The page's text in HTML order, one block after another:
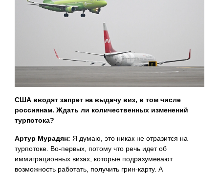
США вводят запрет на выдачу виз, в том числе
россиянам. Ждать ли количественных изменений
турпотока?
Артур Мурадян: Я думаю, это никак не отразится на
турпотоке. Во-первых, потому что речь идет об
иммиграционных визах, которые подразумевают
возможность работать, получить грин-карту. А